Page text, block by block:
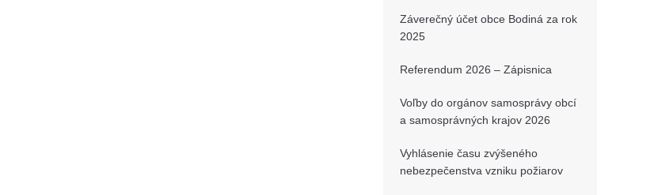
Záverečný účet obce Bodiná za rok
2025
Referendum 2026 – Zápisnica
Voľby do orgánov samosprávy obcí
a samosprávných krajov 2026
Vyhlásenie času zvýšeného
nebezpečenstva vzniku požiarov